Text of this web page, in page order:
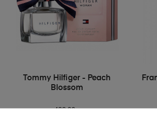
Tommy Hilfiger - Peach
Blossom
492,00